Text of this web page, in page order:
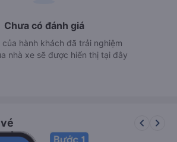
Chưa có đánh giá
hành khách đã trải nghiệm
nhà xe sẽ được hiển thị tại đây
keyboard_arrow_left keyboard_arrow_right